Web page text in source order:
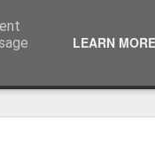
LEARN MORE